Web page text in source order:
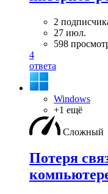
2
27 июл.
598
4
ответа
Windows
+1 ещё
Сложный
Потеря